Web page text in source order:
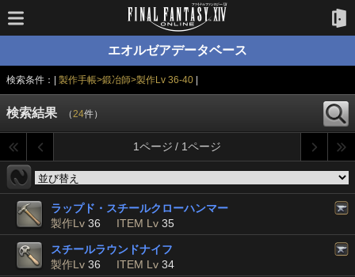
エオルゼアデータベース
検索条件：| 製作手帳>鍛冶師>製作Lv 36-40|
検索結果 （24件）
1ページ / 1ページ
ラップド・スチールクローハンマー
製作Lv 36 ITEM Lv 35
スチールラウンドナイフ
製作Lv 36 ITEM Lv 34